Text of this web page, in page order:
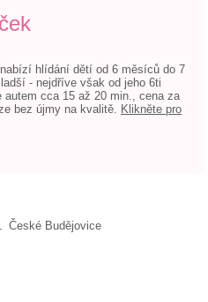
hlídání dětí od 6 měsíců do 7
- nejdříve však od jeho 6ti
cca 15 až 20 min., cena za
bez újmy na kvalitě. Klikněte pro
České Budějovice